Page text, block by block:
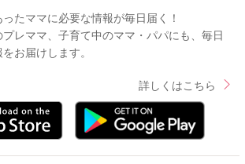
たママに必要な情報が毎日届く！
レママ、子育て中のママ・パパにも、毎日
お届けします。
詳しくはこちら